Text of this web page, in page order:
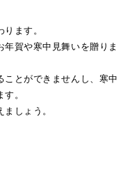
ます。
賀や寒中見舞いを贈りま
ことができませんし、寒中
。
しょう。